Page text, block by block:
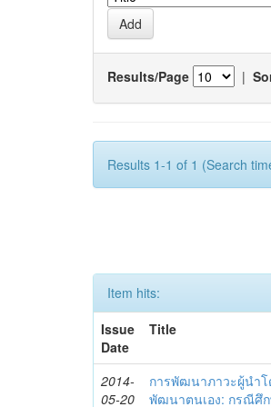
Results/Page |
Results 1-1 of 1 (Search
Item hits:
Issue
Date
Title
2014-
05-20
การพัฒนาภาวะผู้นำ
พัฒนาตนเอง: กรณีศึก